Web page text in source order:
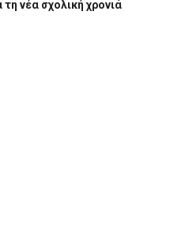
νέα σχολική χρονιά